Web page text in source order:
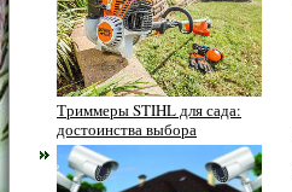
Триммеры STIHL для сада:
достоинства выбора